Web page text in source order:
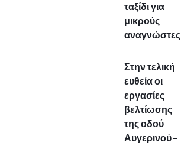
ταξίδι για
μικρούς
αναγνώστες
Στην τελική
ευθεία οι
εργασίες
βελτίωσης
της οδού
Αυγερινού –